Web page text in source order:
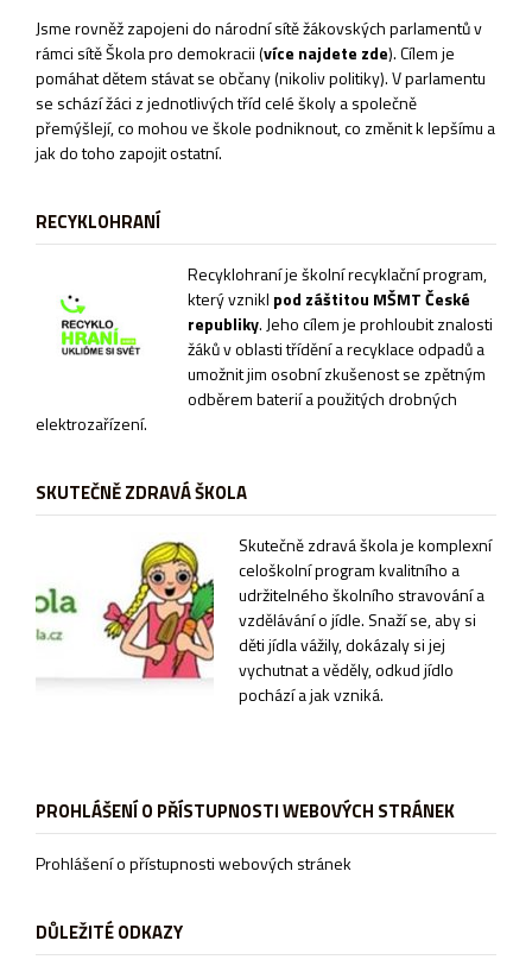
Jsme rovněž zapojeni do národní sítě žákovských parlamentů v
rámci sítěŠkola pro demokracii(více najdete zde). Cílem je
pomáhat dětem stávat se občany (nikoliv politiky). V parlamentu
se schází žáci z jednotlivých tříd celé školy a společně
přemýšlejí, co mohou ve škole podniknout, co změnit k lepšímu a
jak do toho zapojit ostatní.
RECYKLOHRANÍ
Recyklohraní je školní recyklační program,
který vznikl pod záštitou MŠMT České
republiky. Jeho cílem je prohloubit znalosti
žáků v oblasti třídění a recyklace odpadů a
umožnit jim osobní zkušenost se zpětným
odběrem baterií a použitých drobných
elektrozařízení.
SKUTEČNĚ ZDRAVÁ ŠKOLA
Skutečně zdravá škola je komplexní
celoškolní program kvalitního a
udržitelného školního stravování a
vzdělávání o jídle. Snaží se, aby si
děti jídla vážily, dokázaly si jej
vychutnat a věděly, odkud jídlo
pochází a jak vzniká.
PROHLÁŠENÍ O PŘÍSTUPNOSTI WEBOVÝCH STRÁNEK
Prohlášení o přístupnosti webových stránek
DŮLEŽITÉ ODKAZY